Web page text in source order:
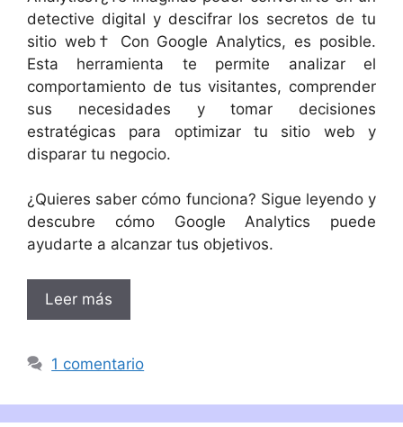
detective digital y descifrar los secretos de tu
sitio web† Con Google Analytics, es posible.
Esta herramienta te permite analizar el
comportamiento de tus visitantes, comprender
sus necesidades y tomar decisiones
estratégicas para optimizar tu sitio web y
disparar tu negocio.
¿Quieres saber cómo funciona? Sigue leyendo y
descubre cómo Google Analytics puede
ayudarte a alcanzar tus objetivos.
Leer más
1 comentario